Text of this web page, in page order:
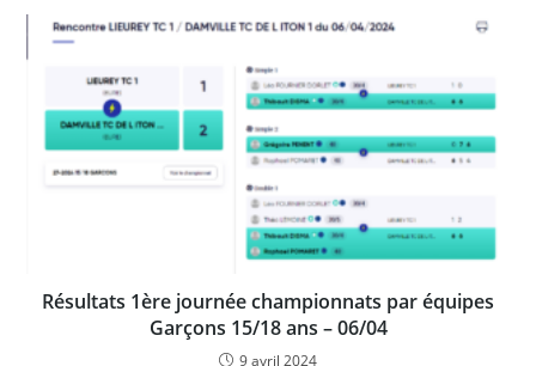
Résultats 1ère journée championnats par équipes
Garçons 15/18 ans – 06/04
9 avril 2024